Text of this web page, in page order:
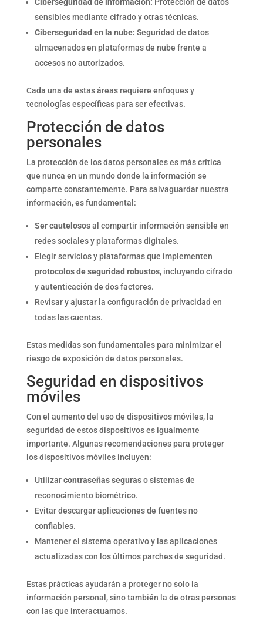
sensibles mediante cifrado y otras técnicas.
Ciberseguridad en la nube: Seguridad de datos
almacenados en plataformas de nube frente a
accesos no autorizados.
Cada una de estas áreas requiere enfoques y
tecnologías específicas para ser efectivas.
Protección de datos
personales
La protección de los datos personales es más crítica
que nunca en un mundo donde la información se
comparte constantemente. Para salvaguardar nuestra
información, es fundamental:
Ser cautelososal compartir información sensible en
redes sociales y plataformas digitales.
Elegir servicios y plataformas que implementen
protocolos de seguridad robustos, incluyendo cifrado
y autenticación de dos factores.
Revisar y ajustar la configuración de privacidad en
todas las cuentas.
Estas medidas son fundamentales para minimizar el
riesgo de exposición de datos personales.
Seguridad en dispositivos
móviles
Con el aumento del uso de dispositivos móviles, la
seguridad de estos dispositivos es igualmente
importante. Algunas recomendaciones para proteger
los dispositivos móviles incluyen:
Utilizarcontraseñas seguraso sistemas de
reconocimiento biométrico.
Evitar descargar aplicaciones de fuentes no
confiables.
Mantener el sistema operativo y las aplicaciones
actualizadas con los últimos parches de seguridad.
Estas prácticas ayudarán a proteger no solo la
información personal, sino también la de otras personas
con las que interactuamos.